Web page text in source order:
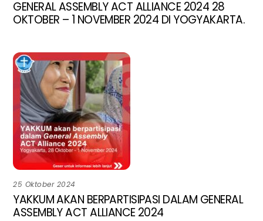
GENERAL ASSEMBLY ACT ALLIANCE 2024 28
OKTOBER – 1 NOVEMBER 2024 DI YOGYAKARTA.
25 Oktober 2024
YAKKUM AKAN BERPARTISIPASI DALAM GENERAL
ASSEMBLY ACT ALLIANCE 2024